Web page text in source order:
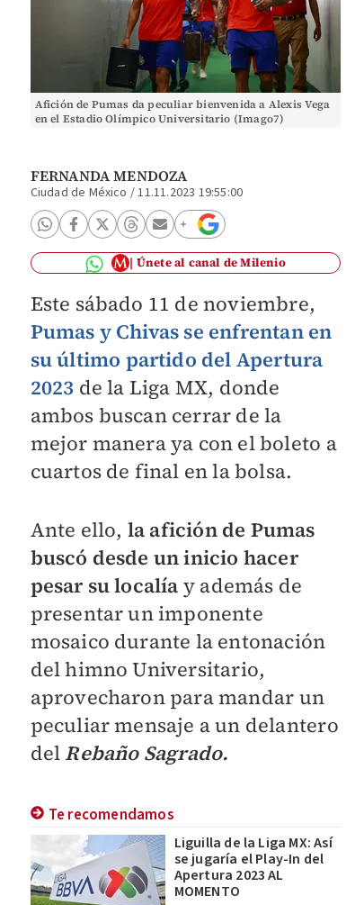
Afición de Pumas da peculiar bienvenida a Alexis Vega
en el Estadio Olímpico Universitario (Imago7)
FERNANDA MENDOZA
Ciudad de México /11.11.2023 19:55:00
Únete al canal de Milenio
Este sábado 11 de noviembre,
Pumas y Chivas se enfrentan en
su último partido del Apertura
2023 de la Liga MX, donde
ambos buscan cerrar de la
mejor manera ya con el boleto a
cuartos de final en la bolsa.
Ante ello, la afición de Pumas
buscó desde un inicio hacer
pesar su localía y además de
presentar un imponente
mosaico durante la entonación
del himno Universitario,
aprovecharon para mandar un
peculiar mensaje a un delantero
del Rebaño Sagrado.
Te recomendamos
Liguilla de la Liga MX: Así
se jugaría el Play-In del
Apertura 2023 AL
MOMENTO